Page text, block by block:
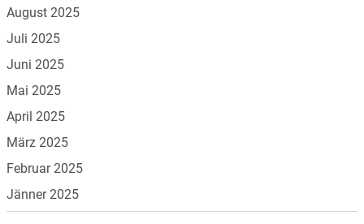
August 2025
Juli 2025
Juni 2025
Mai 2025
April 2025
März 2025
Februar 2025
Jänner 2025